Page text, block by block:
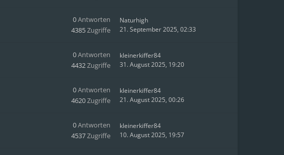
0Antworten
4385Zugriffe
Naturhigh
21. September 2025, 02:33
0Antworten
4432Zugriffe
kleinerkiffer84
31. August 2025, 19:20
0Antworten
4620Zugriffe
kleinerkiffer84
21. August 2025, 00:26
0Antworten
4537Zugriffe
kleinerkiffer84
10. August 2025, 19:57